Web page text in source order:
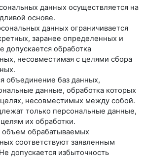
данных осуществляется на
основе.
данных ограничивается
заранее определенных и
допускается обработка
несовместимая с целями сбора
объединение баз данных,
данные, обработка которых
несовместимых между собой.
только персональные данные,
их обработки.
обрабатываемых
соответствуют заявленным
допускается избыточность